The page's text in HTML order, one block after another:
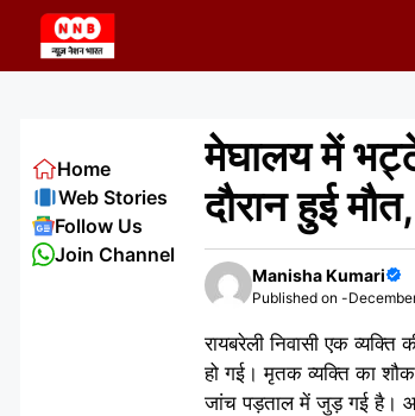
content
मेघालय में
दौरान हुई
Manisha Kumari
Published on -
रायबरेली निवासी एक
हो गई। मृतक व्यक्ति का
जांच पड़ताल में जुड़ गई है।
Home
Web Stories
Follow Us
Join Channel